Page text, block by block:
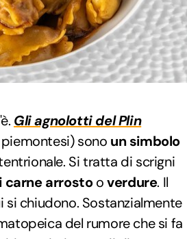
Gli agnolotti del Plin
sono un simbolo
Si tratta di scrigni
carne arrostooverdure. Il
chiudono. Sostanzialmente
del rumore che si fa